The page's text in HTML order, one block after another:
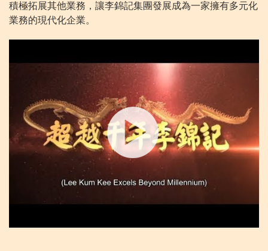
積極拓展其他業務，讓李錦記集團發展成為一家擁有多元化
業務的現代化企業。